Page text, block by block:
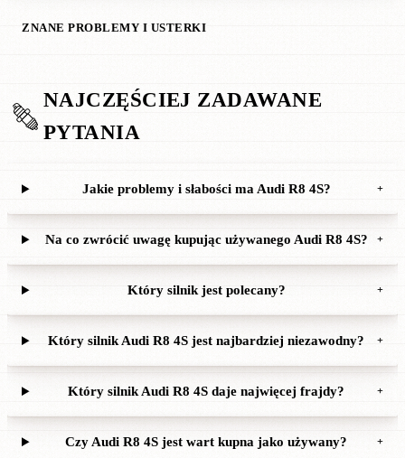
ZNANE PROBLEMY I USTERKI
NAJCZĘŚCIEJ ZADAWANE
PYTANIA
Jakie problemy i słabości ma Audi R8 4S? +
Na co zwrócić uwagę kupując używanego Audi R8 4S? +
Który silnik jest polecany? +
Który silnik Audi R8 4S jest najbardziej niezawodny? +
Który silnik Audi R8 4S daje najwięcej frajdy? +
Czy Audi R8 4S jest wart kupna jako używany? +